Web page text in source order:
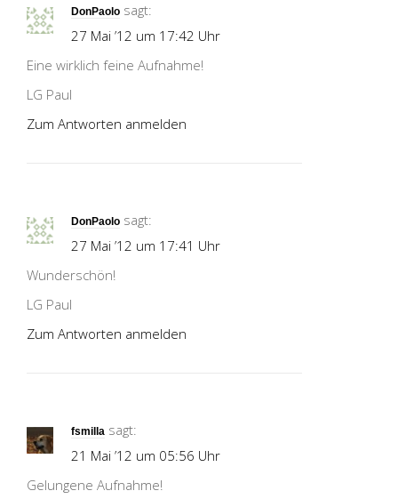
DonPaolo sagt:
27 Mai ’12 um 17:42 Uhr
Eine wirklich feine Aufnahme!
LG Paul
Zum Antworten anmelden
DonPaolo sagt:
27 Mai ’12 um 17:41 Uhr
Wunderschön!
LG Paul
Zum Antworten anmelden
fsmilla sagt:
21 Mai ’12 um 05:56 Uhr
Gelungene Aufnahme!